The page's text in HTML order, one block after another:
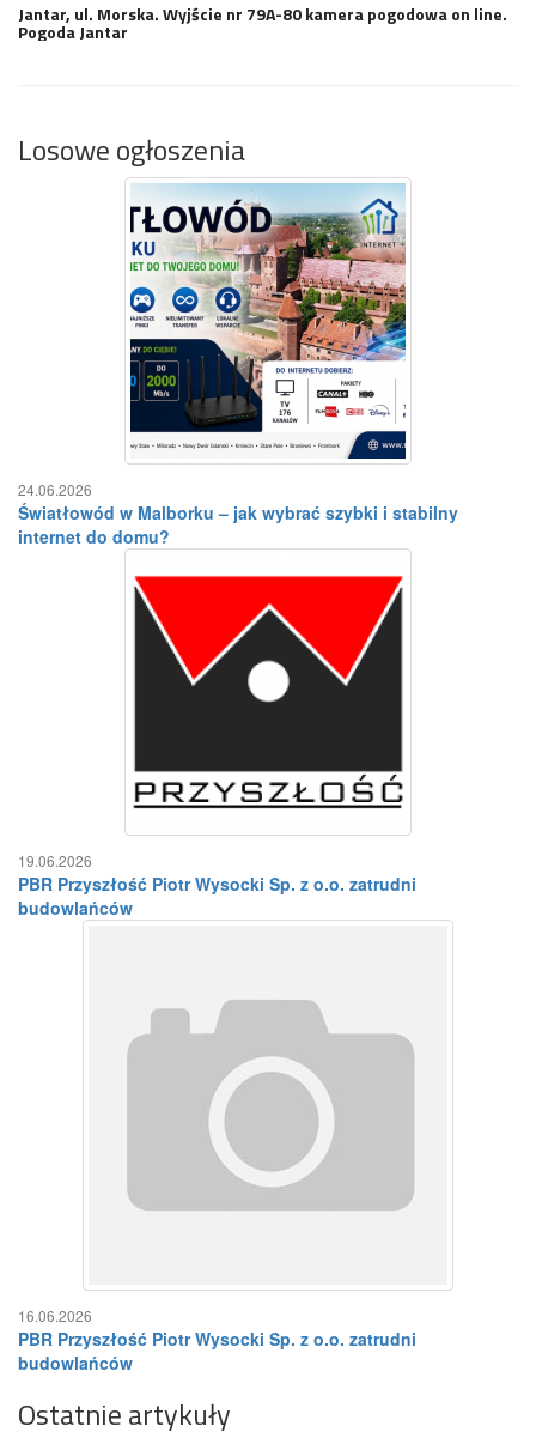
Jantar, ul. Morska. Wyjście nr 79A-80 kamera pogodowa on line.
Pogoda Jantar
Losowe ogłoszenia
24.06.2026
Światłowód w Malborku – jak wybrać szybki i stabilny
internet do domu?
19.06.2026
PBR Przyszłość Piotr Wysocki Sp. z o.o. zatrudni
budowlańców
16.06.2026
PBR Przyszłość Piotr Wysocki Sp. z o.o. zatrudni
budowlańców
Ostatnie artykuły